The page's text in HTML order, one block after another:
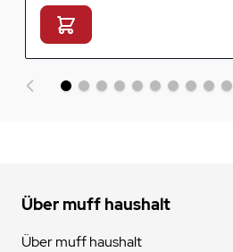
Über muff haushalt
Über muff haushalt